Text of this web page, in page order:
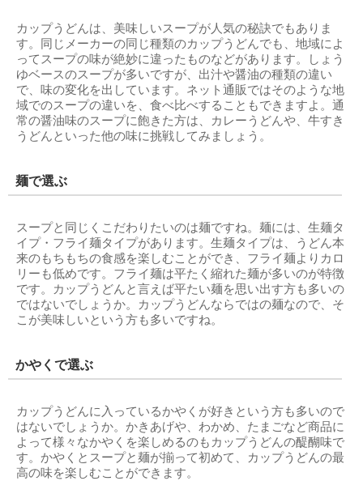
カップうどんは、美味しいスープが人気の秘訣でもありま
す。同じメーカーの同じ種類のカップうどんでも、地域によ
ってスープの味が絶妙に違ったものなどがあります。しょう
ゆベースのスープが多いですが、出汁や醤油の種類の違い
で、味の変化を出しています。ネット通販ではそのような地
域でのスープの違いを、食べ比べすることもできますよ。通
常の醤油味のスープに飽きた方は、カレーうどんや、牛すき
うどんといった他の味に挑戦してみましょう。
麺で選ぶ
スープと同じくこだわりたいのは麺ですね。麺には、生麺タ
イプ・フライ麺タイプがあります。生麺タイプは、うどん本
来のもちもちの食感を楽しむことができ、フライ麺よりカロ
リーも低めです。フライ麺は平たく縮れた麺が多いのが特徴
です。カップうどんと言えば平たい麺を思い出す方も多いの
ではないでしょうか。カップうどんならではの麺なので、そ
こが美味しいという方も多いですね。
かやくで選ぶ
カップうどんに入っているかやくが好きという方も多いので
はないでしょうか。かきあげや、わかめ、たまごなど商品に
よって様々なかやくを楽しめるのもカップうどんの醍醐味で
す。かやくとスープと麺が揃って初めて、カップうどんの最
高の味を楽しむことができます。